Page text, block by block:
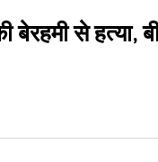
बेरहमी से हत्या,